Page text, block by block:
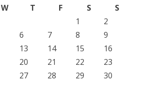
W T F S
S
1
2
6 7 8
9
13 14 15
16
20 21 22
23
27 28 29
30